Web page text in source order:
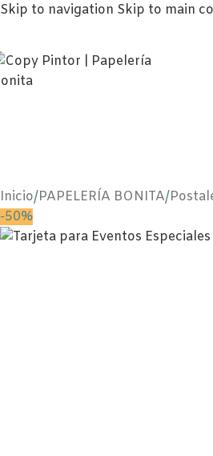
Skip to navigation Skip to main
Inicio/PAPELERÍA BONITA/
-50%